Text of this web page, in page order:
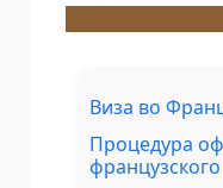
Виза во
Процедура